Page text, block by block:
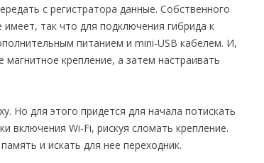
с регистратора данные. Собственного
так что для подключения гибрида к
питанием и mini-USB кабелем. И,
магнитное крепление, а затем настраивать
Но для этого придется для начала потискать
включения Wi-Fi, рискуя сломать крепление.
и искать для нее переходник.